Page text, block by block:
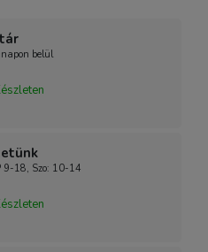
belül
9-18, Szo: 10-14